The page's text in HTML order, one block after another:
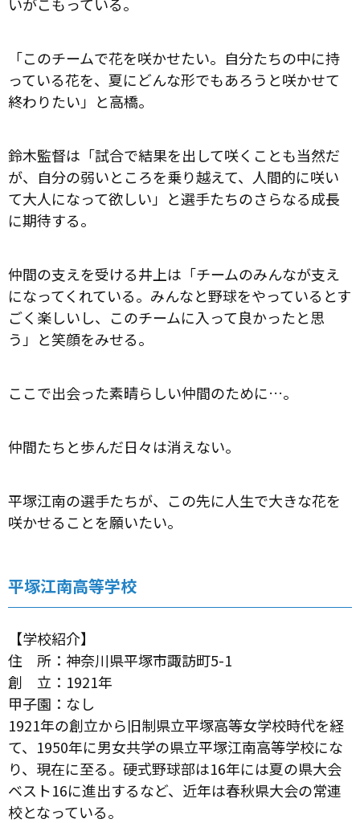
「このチームで花を咲かせたい。自分たちの中に持
っている花を、夏にどんな形でもあろうと咲かせて
終わりたい」と高橋。
鈴木監督は「試合で結果を出して咲くことも当然だ
が、自分の弱いところを乗り越えて、人間的に咲い
て大人になって欲しい」と選手たちのさらなる成長
に期待する。
仲間の支えを受ける井上は「チームのみんなが支え
になってくれている。みんなと野球をやっているとす
ごく楽しいし、このチームに入って良かったと思
う」と笑顔をみせる。
ここで出会った素晴らしい仲間のために…。
仲間たちと歩んだ日々は消えない。
平塚江南の選手たちが、この先に人生で大きな花を
咲かせることを願いたい。
平塚江南高等学校
【学校紹介】
住 所：神奈川県平塚市諏訪町5-1
創 立：1921年
甲子園：なし
1921年の創立から旧制県立平塚高等女学校時代を経
て、1950年に男女共学の県立平塚江南高等学校にな
り、現在に至る。硬式野球部は16年には夏の県大会
ベスト16に進出するなど、近年は春秋県大会の常連
校となっている。